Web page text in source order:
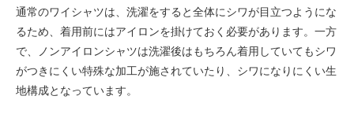
通常のワイシャツは、洗濯をすると全体にシワが目立つようにな
るため、着用前にはアイロンを掛けておく必要があります。一方
で、ノンアイロンシャツは洗濯後はもちろん着用していてもシワ
がつきにくい特殊な加工が施されていたり、シワになりにくい生
地構成となっています。